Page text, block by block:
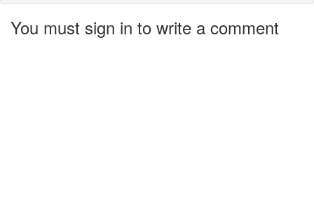
You must sign in to write a comment